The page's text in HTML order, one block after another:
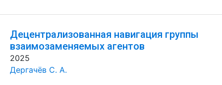
Децентрализованная навигация группы
взаимозаменяемых агентов
2025
Дергачёв С. А.